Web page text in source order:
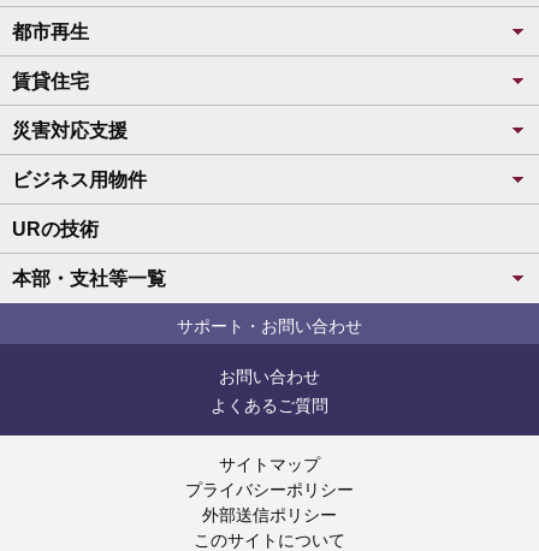
都市再生
賃貸住宅
災害対応支援
ビジネス用物件
URの技術
本部・支社等一覧
サポート・お問い合わせ
お問い合わせ
よくあるご質問
サイトマップ
プライバシーポリシー
外部送信ポリシー
このサイトについて